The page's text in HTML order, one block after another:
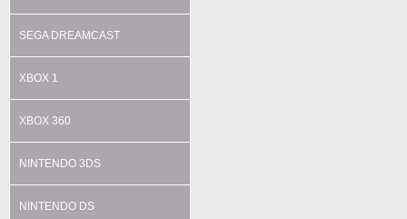
SEGA DREAMCAST
XBOX 1
XBOX 360
NINTENDO 3DS
NINTENDO DS